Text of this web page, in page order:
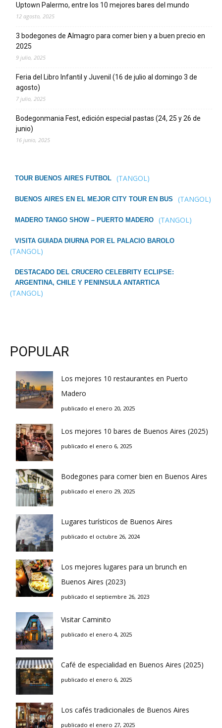
Uptown Palermo, entre los 10 mejores bares del mundo
12 agosto, 2025
3 bodegones de Almagro para comer bien y a buen precio en
2025
9 julio, 2025
Feria del Libro Infantil y Juvenil (16 de julio al domingo 3 de
agosto)
7 julio, 2025
Bodegonmania Fest, edición especial pastas (24, 25 y 26 de
junio)
16 junio, 2025
TOUR BUENOS AIRES FUTBOL (TANGOL)
BUENOS AIRES EN EL MEJOR CITY TOUR EN BUS (TANGOL)
MADERO TANGO SHOW – PUERTO MADERO (TANGOL)
VISITA GUIADA DIURNA POR EL PALACIO BAROLO
(TANGOL)
DESTACADO DEL CRUCERO CELEBRITY ECLIPSE:
ARGENTINA, CHILE Y PENINSULA ANTARTICA
(TANGOL)
POPULAR
Los mejores 10 restaurantes en Puerto
Madero
publicado el enero 20, 2025
Los mejores 10 bares de Buenos Aires (2025)
publicado el enero 6, 2025
Bodegones para comer bien en Buenos Aires
publicado el enero 29, 2025
Lugares turísticos de Buenos Aires
publicado el octubre 26, 2024
Los mejores lugares para un brunch en
Buenos Aires (2023)
publicado el septiembre 26, 2023
Visitar Caminito
publicado el enero 4, 2025
Café de especialidad en Buenos Aires (2025)
publicado el enero 6, 2025
Los cafés tradicionales de Buenos Aires
publicado el enero 27, 2025